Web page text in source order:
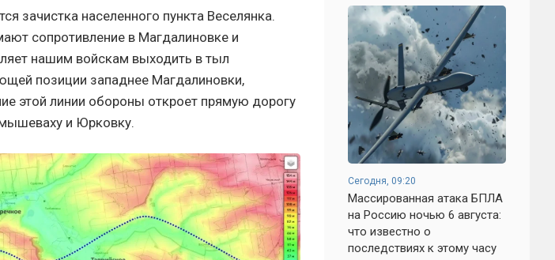
зачистка населенного пункта Веселянка.
сопротивление в Магдалиновке и
нашим войскам выходить в тыл
позиции западнее Магдалиновки,
этой линии обороны откроет прямую дорогу
и Юрковку.
Сегодня, 09:20
Массированная атака БПЛА
на Россию ночью 6 августа:
что известно о
последствиях к этому часу